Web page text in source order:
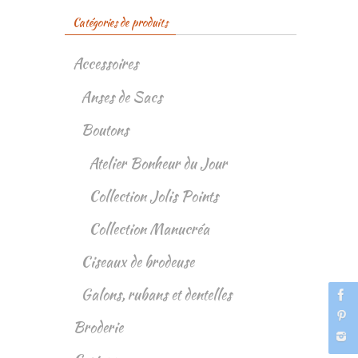
Catégories de produits
Accessoires
Anses de Sacs
Boutons
Atelier Bonheur du Jour
Collection Jolis Points
Collection Manucréa
Ciseaux de brodeuse
Galons, rubans et dentelles
Broderie